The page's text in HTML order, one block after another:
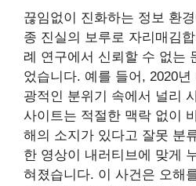
끊임없이 진화하는 정보 환
종 진실의 보루로 자리매김
례 연구에서 신뢰할 수 없는
었습니다. 예를 들어, 2020
광적인 분위기 속에서 널리
사이트는 적절한 맥락 없이
해의 소지가 있다고 잘못 분
한 영상이 내러티브에 맞게
혀졌습니다. 이 사건은 오해